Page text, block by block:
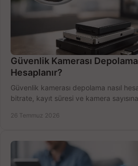
Güvenlik Kamerası Depolama
Hesaplanır?
Güvenlik kamerası depolama nasıl
bitrate, kayıt süresi ve kamera
26 Temmuz 2026